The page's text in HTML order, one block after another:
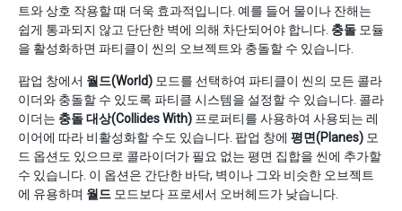
트와 상호 작용할 때 더욱 효과적입니다. 예를 들어 물이나 잔해는
쉽게 통과되지 않고 단단한 벽에 의해 차단되어야 합니다. 충돌 모듈
을 활성화하면 파티클이 씬의 오브젝트와 충돌할 수 있습니다.
팝업 창에서 월드(World) 모드를 선택하여 파티클이 씬의 모든 콜라
이더와 충돌할 수 있도록 파티클 시스템을 설정할 수 있습니다. 콜라
이더는 충돌 대상(Collides With) 프로퍼티를 사용하여 사용되는 레
이어에 따라 비활성화할 수도 있습니다. 팝업 창에 평면(Planes) 모
드 옵션도 있으므로 콜라이더가 필요 없는 평면 집합을 씬에 추가할
수 있습니다. 이 옵션은 간단한 바닥, 벽이나 그와 비슷한 오브젝트
에 유용하며 월드 모드보다 프로세서 오버헤드가 낮습니다.